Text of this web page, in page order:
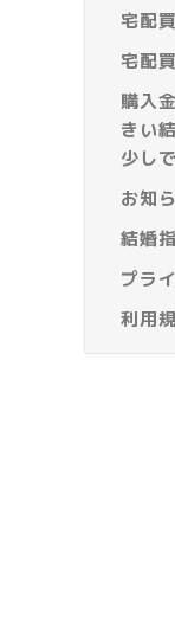
宅配
宅配
購入
きい
少し
お知
結婚
プラ
利用